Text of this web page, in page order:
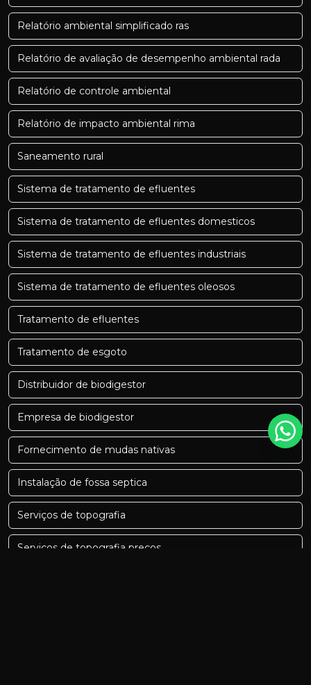
Relatório ambiental simplificado ras
Relatório de avaliação de desempenho ambiental rada
Relatório de controle ambiental
Relatório de impacto ambiental rima
Saneamento rural
Sistema de tratamento de efluentes
Sistema de tratamento de efluentes domesticos
Sistema de tratamento de efluentes industriais
Sistema de tratamento de efluentes oleosos
Tratamento de efluentes
Tratamento de esgoto
Distribuidor de biodigestor
Empresa de biodigestor
Fornecimento de mudas nativas
Instalação de fossa septica
Serviços de topografia
Serviços de topografia preços